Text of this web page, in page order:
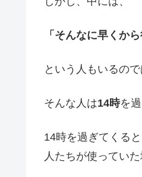
「そんなに早くか
という人もいるの
そんな人は14時を
14時を過ぎてくる
人たちが使ってい